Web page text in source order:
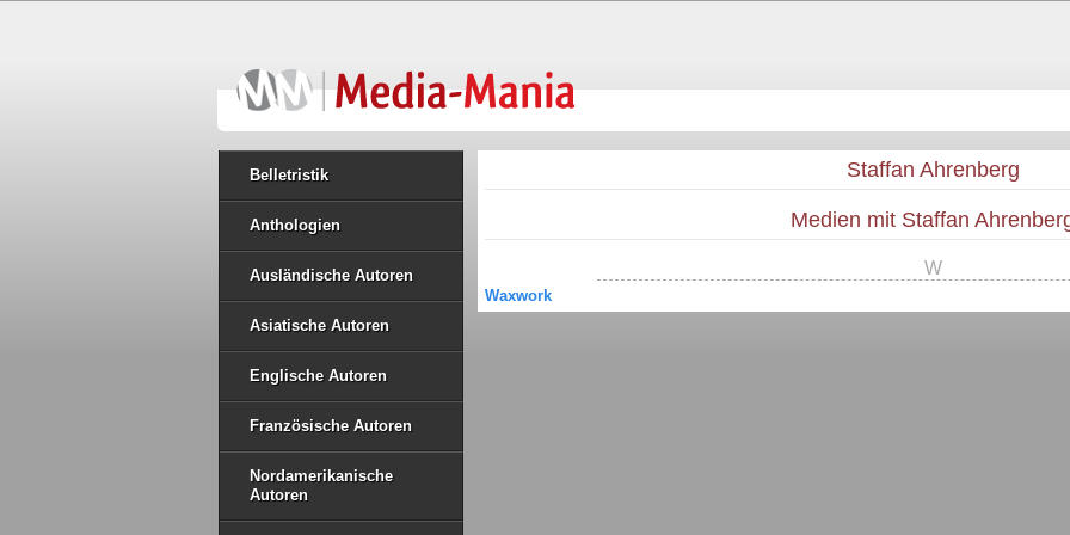
Belletristik
Anthologien
Ausländische Autoren
Asiatische Autoren
Englische Autoren
Französische Autoren
Nordamerikanische
Autoren
Staffan Ahrenberg
Medien mit Staffan
W
Waxwork